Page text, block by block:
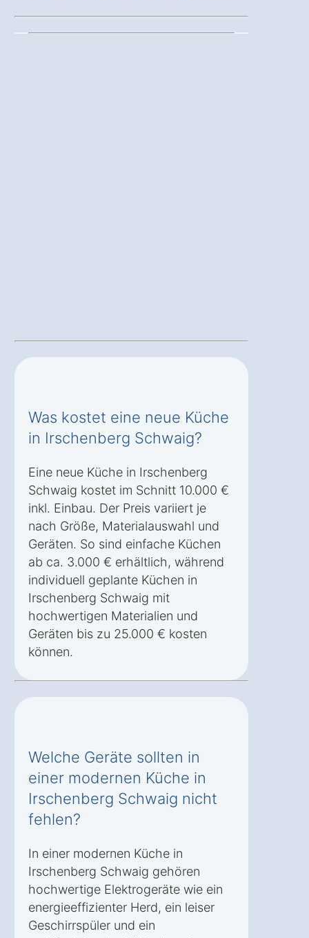
Was kostet eine neue Küche
in Irschenberg Schwaig?
Eine neue Küche in Irschenberg
Schwaig kostet im Schnitt 10.000 €
inkl. Einbau. Der Preis variiert je
nach Größe, Materialauswahl und
Geräten. So sind einfache Küchen
ab ca. 3.000 € erhältlich, während
individuell geplante Küchen in
Irschenberg Schwaig mit
hochwertigen Materialien und
Geräten bis zu 25.000 € kosten
können.
Welche Geräte sollten in
einer modernen Küche in
Irschenberg Schwaig nicht
fehlen?
In einer modernen Küche in
Irschenberg Schwaig gehören
hochwertige Elektrogeräte wie ein
energieeffizienter Herd, ein leiser
Geschirrspüler und ein